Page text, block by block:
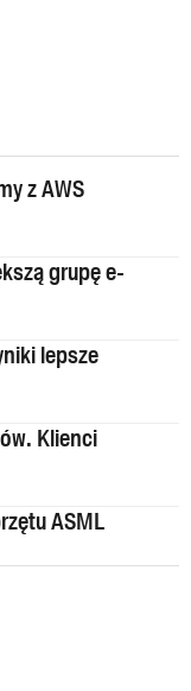
z AWS
grupę e-
lepsze
Klienci
ASML